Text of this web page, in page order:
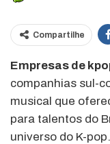
Compartilhe
Empresas de
companhias sul-
musical que
para talentos do
universo do K-